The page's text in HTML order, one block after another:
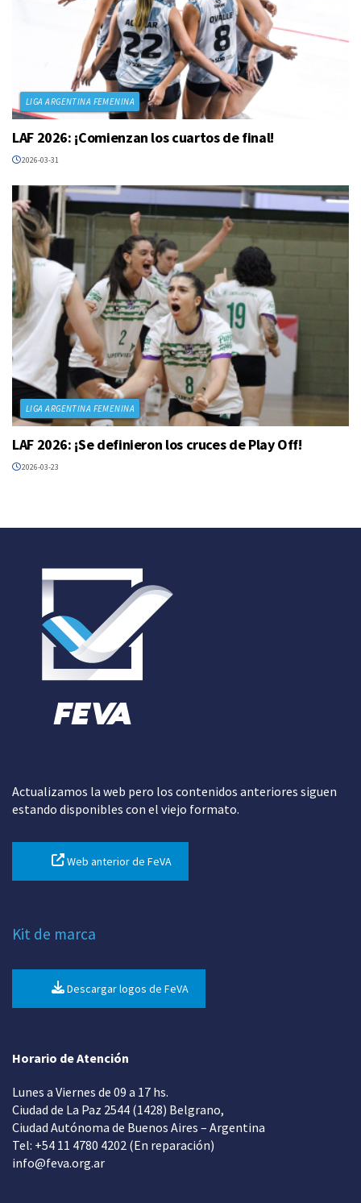
LIGA ARGENTINA FEMENINA
LAF 2026: ¡Comienzan los cuartos de final!
2026-03-31
LIGA ARGENTINA FEMENINA
LAF 2026: ¡Se definieron los cruces de Play Off!
2026-03-23
Actualizamos la web pero los contenidos anteriores siguen
estando disponibles con el viejo formato.
Web anterior de FeVA
Kit de marca
Descargar logos de FeVA
Horario de Atención
Lunes a Viernes de 09 a 17 hs.
Ciudad de La Paz 2544 (1428) Belgrano,
Ciudad Autónoma de Buenos Aires – Argentina
Tel: +54 11 4780 4202 (En reparación)
info@feva.org.ar